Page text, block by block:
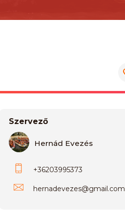
Szervező
Hernád Evezés
+36203995373
hernadevezes@gmail.com